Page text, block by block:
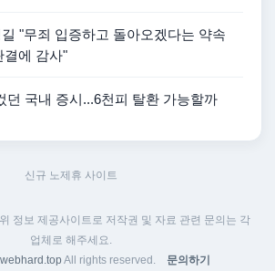
"무죄 입증하고 돌아오겠다는 약속
결에 감사"
던 국내 증시...6천피 탈환 가능할까
신규 노제휴 사이트
정보 제공사이트로 저작권 및 자료 관련 문의는 각
업체로 해주세요.
webhard.top All rights reserved. 문의하기